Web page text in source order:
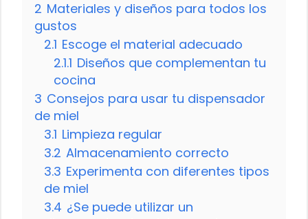
2 Materiales y diseños para todos los
gustos
2.1 Escoge el material adecuado
2.1.1 Diseños que complementan tu
cocina
3 Consejos para usar tu dispensador
de miel
3.1 Limpieza regular
3.2 Almacenamiento correcto
3.3 Experimenta con diferentes tipos
de miel
3.4 ¿Se puede utilizar un